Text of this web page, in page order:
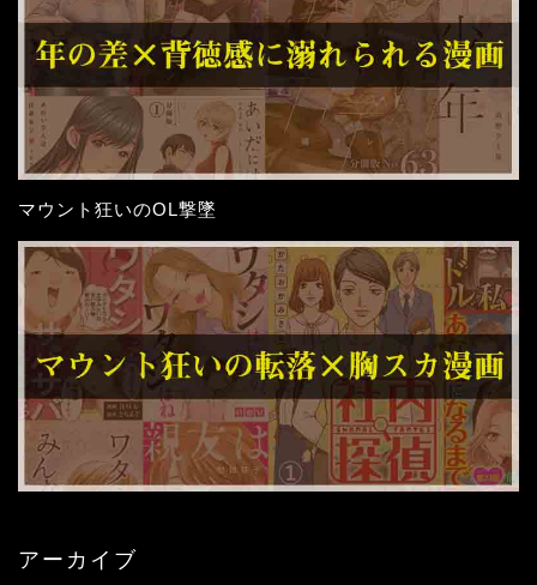
マウント狂いのOL撃墜
アーカイブ